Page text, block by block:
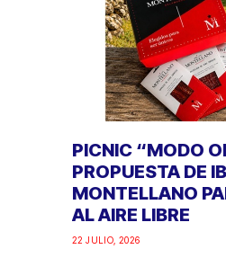
PICNIC “MODO
PROPUESTA DE
MONTELLANO
AL AIRE LIBRE
22 JULIO, 2026